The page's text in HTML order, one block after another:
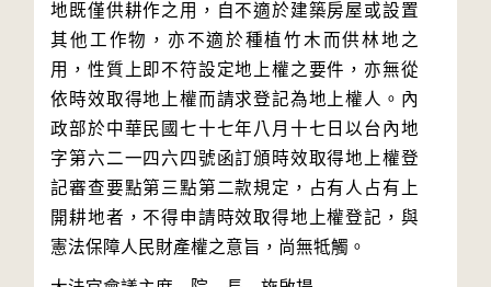
地既僅供耕作之用，自不適於建築房屋或設置
其他工作物，亦不適於種植竹木而供林地之
用，性質上即不符設定地上權之要件，亦無從
依時效取得地上權而請求登記為地上權人。內
政部於中華民國七十七年八月十七日以台內地
字第六二一四六四號函訂頒時效取得地上權登
記審查要點第三點第二款規定，占有人占有上
開耕地者，不得申請時效取得地上權登記，與